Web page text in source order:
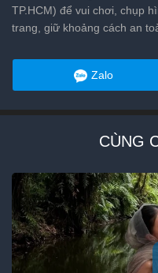
TP.HCM) để vui chơi, chụp
trang, giữ khoảng cách an
Zalo